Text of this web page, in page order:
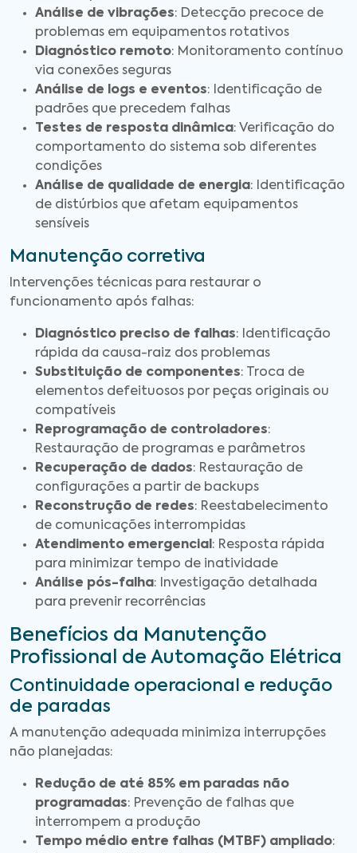
Análise de vibrações: Detecção precoce de
problemas em equipamentos rotativos
Diagnóstico remoto: Monitoramento contínuo
via conexões seguras
Análise de logs e eventos: Identificação de
padrões que precedem falhas
Testes de resposta dinâmica: Verificação do
comportamento do sistema sob diferentes
condições
Análise de qualidade de energia: Identificação
de distúrbios que afetam equipamentos
sensíveis
Manutenção corretiva
Intervenções técnicas para restaurar o
funcionamento após falhas:
Diagnóstico preciso de falhas: Identificação
rápida da causa-raiz dos problemas
Substituição de componentes: Troca de
elementos defeituosos por peças originais ou
compatíveis
Reprogramação de controladores:
Restauração de programas e parâmetros
Recuperação de dados: Restauração de
configurações a partir de backups
Reconstrução de redes: Reestabelecimento
de comunicações interrompidas
Atendimento emergencial : Resposta rápida
para minimizar tempo de inatividade
Análise pós-falha: Investigação detalhada
para prevenir recorrências
Benefícios da Manutenção
Profissional de Automação Elétrica
Continuidade operacional e redução
de paradas
A manutenção adequada minimiza interrupções
não planejadas:
Redução de até 85% em paradas não
programadas: Prevenção de falhas que
interrompem a produção
Tempo médio entre falhas (MTBF) ampliado: